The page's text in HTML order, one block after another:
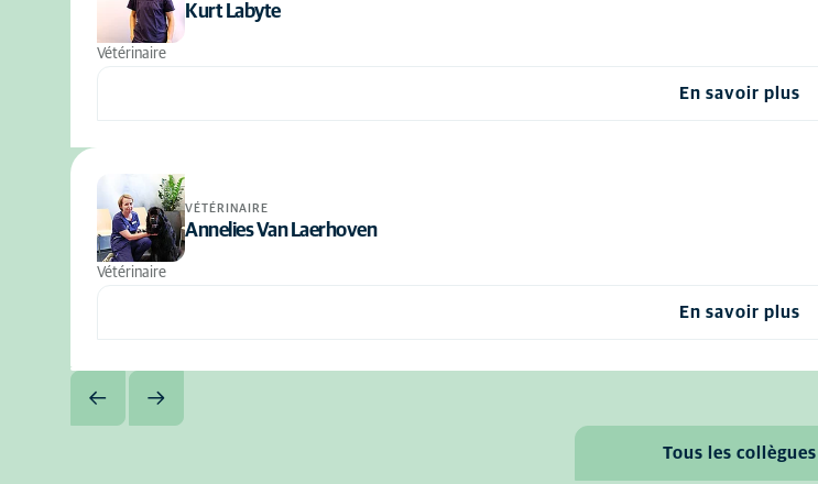
Kurt Labyte
Vétérinaire
En savoir plus
VÉTÉRINAIRE
Annelies Van Laerhoven
Vétérinaire
En savoir plus
Tous les collègues